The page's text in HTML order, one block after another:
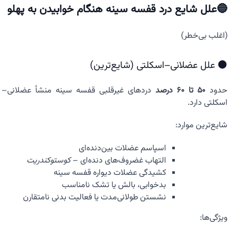
🔵علل شایع درد قفسه سینه هنگام خوابیدن به پهلو
(اغلب بی‌خطر)
⚫ علل عضلانی–اسکلتی (شایع‌ترین)
حدود ۵۰ تا ۶۰ درصد
دردهای غیرقلبی قفسه سینه منشأ عضلانی–
اسکلتی دارد.
شایع‌ترین موارد:
اسپاسم عضلات بین‌دنده‌ای
التهاب غضروف‌های دنده‌ای –کوستوکندریت
کشیدگی عضلات دیواره قفسه سینه
بدخوابی، بالش یا تشک نامناسب
نشستن طولانی‌مدت یا فعالیت بدنی نامتقارن
ویژگی‌ها: